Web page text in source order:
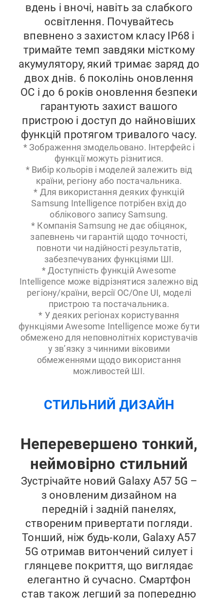
вдень і вночі, навіть за слабкого
освітлення. Почувайтесь
впевнено з захистом класу IP68 і
тримайте темп завдяки місткому
акумулятору, який тримає заряд до
двох днів. 6 поколінь оновлення
ОС і до 6 років оновлення безпеки
гарантують захист вашого
пристрою і доступ до найновіших
функцій протягом тривалого часу.
* Зображення змодельовано. Інтерфейс і
функції можуть різнитися.
* Вибір кольорів і моделей залежить від
країни, регіону або постачальника.
* Для використання деяких функцій
Samsung Intelligence потрібен вхід до
облікового запису Samsung.
* Компанія Samsung не дає обіцянок,
запевнень чи гарантій щодо точності,
повноти чи надійності результатів,
забезпечуваних функціями ШІ.
* Доступність функцій Awesome
Intelligence може відрізнятися залежно від
регіону/країни, версії ОС/One UI, моделі
пристрою та постачальника.
* У деяких регіонах користування
функціями Awesome Intelligence може бути
обмежено для неповнолітніх користувачів
у зв’язку з чинними віковими
обмеженнями щодо використання
можливостей ШІ.
СТИЛЬНИЙ ДИЗАЙН
Неперевершено тонкий,
неймовірно стильний
Зустрічайте новий Galaxy A57 5G –
з оновленим дизайном на
передній і задній панелях,
створеним привертати погляди.
Тонший, ніж будь-коли, Galaxy A57
5G отримав витончений силует і
глянцеве покриття, що виглядає
елегантно й сучасно. Смартфон
став також легший за попередню